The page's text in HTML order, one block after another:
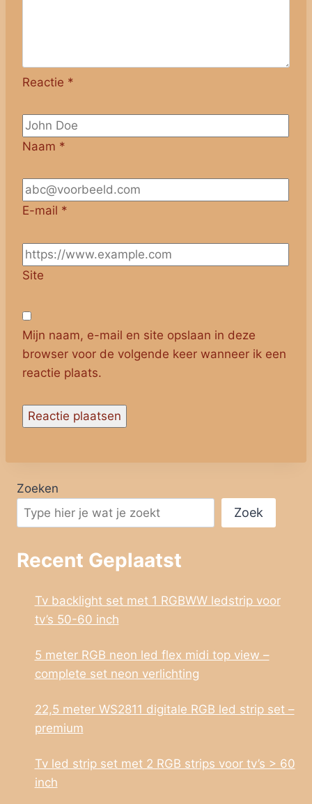
Reactie *
Naam *
E-mail *
Site
Mijn naam, e-mail en site opslaan in deze
browser voor de volgende keer wanneer ik een
reactie plaats.
Zoeken
Zoek
Recent Geplaatst
Tv backlight set met 1 RGBWW ledstrip voor
tv’s 50-60 inch
5 meter RGB neon led flex midi top view –
complete set neon verlichting
22,5 meter WS2811 digitale RGB led strip set –
premium
Tv led strip set met 2 RGB strips voor tv’s > 60
inch